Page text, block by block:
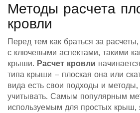
Методы расчета
кровли
Перед тем как браться за
с ключевыми аспектами, такими
крыши. Расчет кровли
типа крыши – плоская она или
вида есть свои подходы и методы,
учитывать. Самым популярным
используемым для простых крыш,